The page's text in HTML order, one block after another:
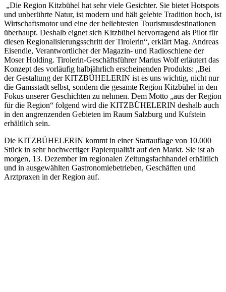
„Die Region Kitzbühel hat sehr viele Gesichter. Sie bietet Hotspots
und unberührte Natur, ist modern und hält gelebte Tradition hoch, ist
Wirtschaftsmotor und eine der beliebtesten Tourismusdestinationen
überhaupt. Deshalb eignet sich Kitzbühel hervorragend als Pilot für
diesen Regionalisierungsschritt der Tirolerin“, erklärt Mag. Andreas
Eisendle, Verantwortlicher der Magazin- und Radioschiene der
Moser Holding. Tirolerin-Geschäftsführer Marius Wolf erläutert das
Konzept des vorläufig halbjährlich erscheinenden Produkts: „Bei
der Gestaltung der KITZBÜHELERIN ist es uns wichtig, nicht nur
die Gamsstadt selbst, sondern die gesamte Region Kitzbühel in den
Fokus unserer Geschichten zu nehmen. Dem Motto „aus der Region
für die Region“ folgend wird die KITZBÜHELERIN deshalb auch
in den angrenzenden Gebieten im Raum Salzburg und Kufstein
erhältlich sein.
Die KITZBÜHELERIN kommt in einer Startauflage von 10.000
Stück in sehr hochwertiger Papierqualität auf den Markt. Sie ist ab
morgen, 13. Dezember im regionalen Zeitungsfachhandel erhältlich
und in ausgewählten Gastronomiebetrieben, Geschäften und
Arztpraxen in der Region auf.